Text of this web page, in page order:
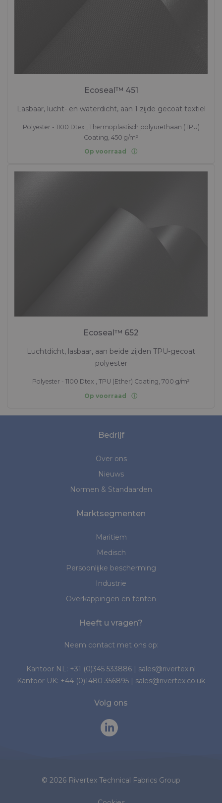
Ecoseal™ 451
Lasbaar, lucht- en waterdicht, aan 1 zijde gecoat textiel
Polyester - 1100 Dtex , Thermoplastisch polyurethaan (TPU)
Coating, 450 g/m²
Op voorraad
Ecoseal™ 652
Luchtdicht, lasbaar, aan beide zijden TPU-gecoat
polyester
Polyester - 1100 Dtex , TPU (Ether) Coating, 700 g/m²
Op voorraad
Bedrijf
Over ons
Nieuws
Normen & Standaarden
Marktsegmenten
Maritiem
Medisch
Persoonlijke bescherming
Industrie
Overkappingen en tenten
Heeft u vragen?
Neem contact met ons op:
Kantoor NL: +31 (0)345 533886 | sales@rivertex.nl
Kantoor UK: +44 (0)1480 356895 | sales@rivertex.co.uk
Volg ons
© 2026 Rivertex Technical Fabrics Group